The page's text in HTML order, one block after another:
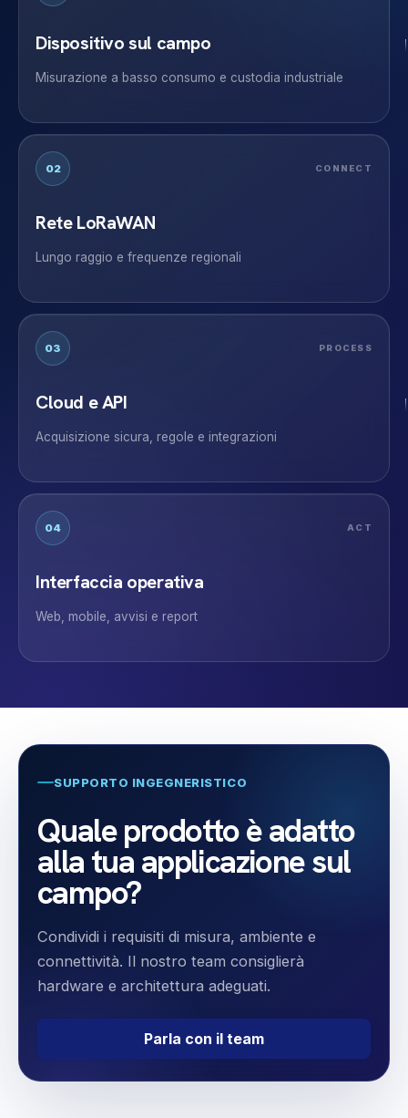
Dispositivo sul campo
Misurazione a basso consumo e custodia industriale
02 CONNECT
Rete LoRaWAN
Lungo raggio e frequenze regionali
03 PROCESS
Cloud e API
Acquisizione sicura, regole e integrazioni
04 ACT
Interfaccia operativa
Web, mobile, avvisi e report
SUPPORTO INGEGNERISTICO
Quale prodotto è adatto
alla tua applicazione sul
campo?
Condividi i requisiti di misura, ambiente e
connettività. Il nostro team consiglierà
hardware e architettura adeguati.
Parla con il team